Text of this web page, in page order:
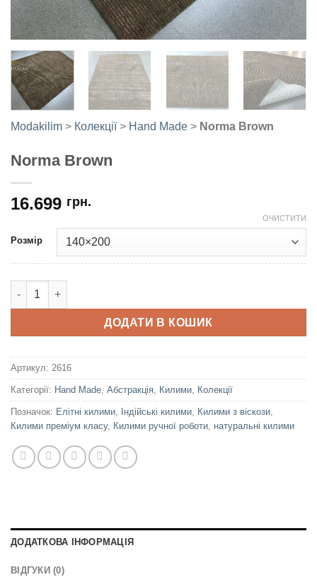
Modakilim > Колекції> Hand Made > Norma Brown
Norma Brown
16.699 грн.
Розмір
ОЧИСТИТИ
Norma Brown кількість
ДОДАТИ В КОШИК
Артикул: 2616
Категорії: Hand Made Абстракція Килими Колекції
Позначок: Елітні килими Індійські килими Килими з віскози
Килими преміум класу, Килими ручної роботи натуральні килими
ДОДАТКОВА ІНФОРМАЦІЯ
ВІДГУКИ (0)